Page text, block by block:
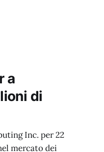
a
di
Inc. per 22
mercato dei